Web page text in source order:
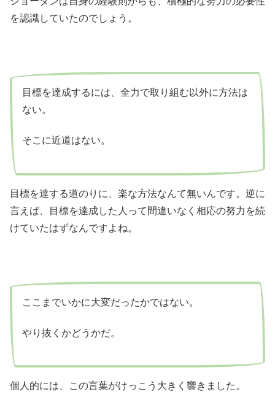
を認識していたのでしょう。
目標を達成するには、全力で取り組む以外に方法は
ない。
そこに近道はない。
目標を達する道のりに、楽な方法なんて無いんです。逆に
言えば、目標を達成した人って間違いなく相応の努力を続
けていたはずなんですよね。
ここまでいかに大変だったかではない。
やり抜くかどうかだ。
個人的には、この言葉がけっこう大きく響きました。